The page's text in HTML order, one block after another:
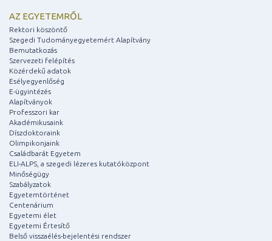
AZ EGYETEMRŐL
Rektori köszöntő
Szegedi Tudományegyetemért Alapítvány
Bemutatkozás
Szervezeti felépítés
Közérdekű adatok
Esélyegyenlőség
E-ügyintézés
Alapítványok
Professzori kar
Akadémikusaink
Díszdoktoraink
Olimpikonjaink
Családbarát Egyetem
ELI-ALPS, a szegedi lézeres kutatóközpont
Minőségügy
Szabályzatok
Egyetemtörténet
Centenárium
Egyetemi élet
Egyetemi Értesítő
Belső visszaélés-bejelentési rendszer